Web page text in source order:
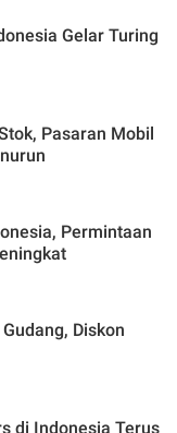
Gelar Turing
Pasaran Mobil
Permintaan
Diskon
di Indonesia Terus